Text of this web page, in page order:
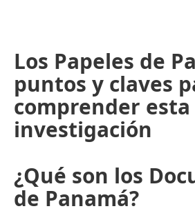
Los Papeles de
puntos y claves
comprender esta
investigación
¿Qué son los
de Panamá?